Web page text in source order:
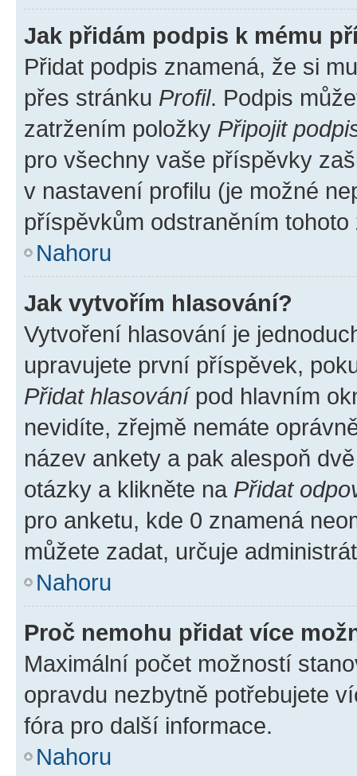
Jak přidám podpis k mému
Přidat podpis znamená, že si
přes stránku Profil. Podpis
zatržením položky Připojit
pro všechny vaše příspěvky
v nastavení profilu (je možné
příspěvkům odstraněním
Nahoru
Jak vytvořím hlasování?
Vytvoření hlasování je
upravujete první příspěvek,
Přidat hlasovánípod hlavním
nevidíte, zřejmě nemáte
název ankety a pak alespoň
otázky a klikněte na Přidat
pro anketu, kde 0 znamená
můžete zadat, určuje
Nahoru
Proč nemohu přidat více
Maximální počet možností
opravdu nezbytně potřebujete
fóra pro další informace.
Nahoru